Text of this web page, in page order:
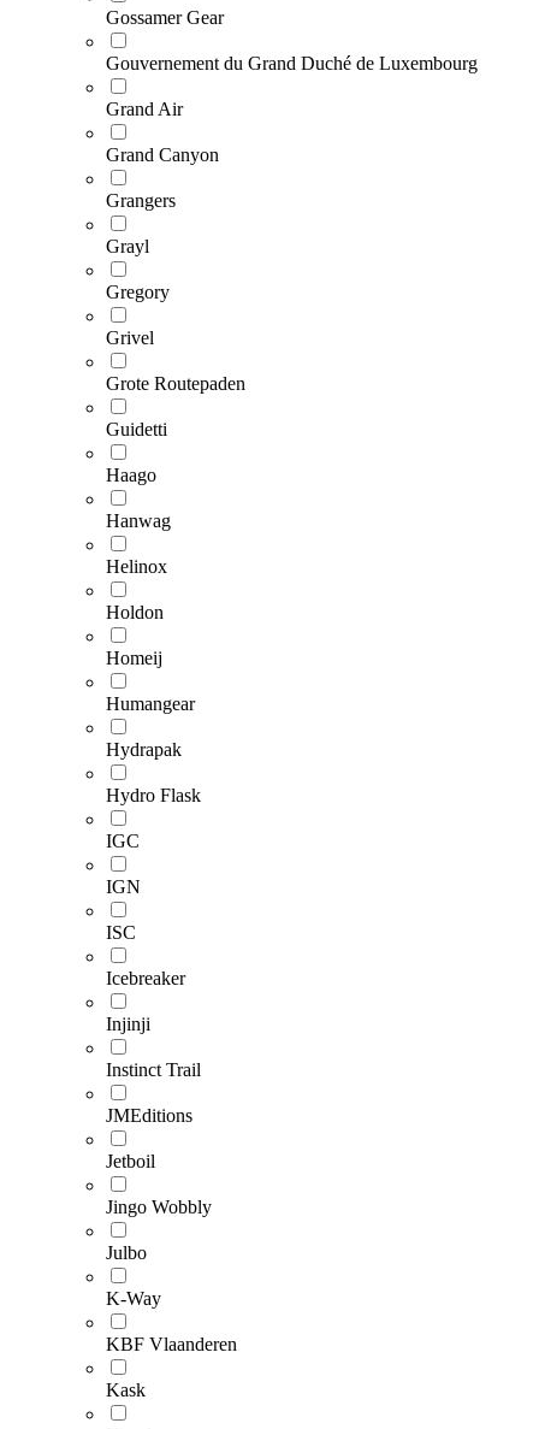
Gossamer Gear
Gouvernement du Grand Duché de Luxembourg
Grand Air
Grand Canyon
Grangers
Grayl
Gregory
Grivel
Grote Routepaden
Guidetti
Haago
Hanwag
Helinox
Holdon
Homeij
Humangear
Hydrapak
Hydro Flask
IGC
IGN
ISC
Icebreaker
Injinji
Instinct Trail
JMEditions
Jetboil
Jingo Wobbly
Julbo
K-Way
KBF Vlaanderen
Kask